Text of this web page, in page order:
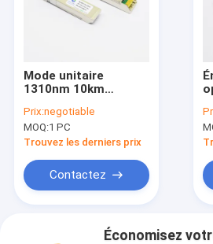
Mode unitaire
1310nm 10km
récepteur optique de
10GBASE-LR 10G
SFP+
Prix:negotiable
MOQ:1 PC
Trouvez les derniers prix
Contactez
Économisez